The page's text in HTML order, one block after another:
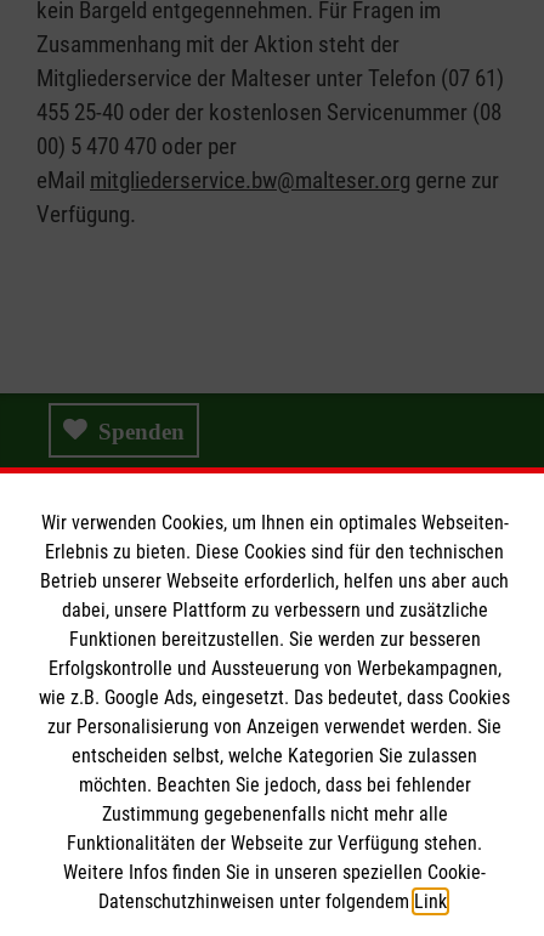
kein Bargeld entgegennehmen. Für Fragen im
Zusammenhang mit der Aktion steht der
Mitgliederservice der Malteser unter Telefon (07 61)
455 25-40 oder der kostenlosen Servicenummer (08
00) 5 470 470 oder per
eMail mitgliederservice.bw@malteser.org gerne zur
Verfügung.
Spenden
Wir Malteser
Wir Malteser
Spenden & Helfen
Angebote & Leistungen
Kursangebote
Mitarbeiten & Aktiv werden
Informationen
Kontakt
Presse und Medien
Impressum
Datenschutz
Malteser online
Malteserorden
Wir verwenden Cookies, um Ihnen ein optimales Webseiten-
Erlebnis zu bieten. Diese Cookies sind für den technischen
Betrieb unserer Webseite erforderlich, helfen uns aber auch
dabei, unsere Plattform zu verbessern und zusätzliche
Funktionen bereitzustellen. Sie werden zur besseren
Erfolgskontrolle und Aussteuerung von Werbekampagnen,
wie z.B. Google Ads, eingesetzt. Das bedeutet, dass Cookies
zur Personalisierung von Anzeigen verwendet werden. Sie
entscheiden selbst, welche Kategorien Sie zulassen
möchten. Beachten Sie jedoch, dass bei fehlender
Zustimmung gegebenenfalls nicht mehr alle
Funktionalitäten der Webseite zur Verfügung stehen.
Weitere Infos finden Sie in unseren speziellen Cookie-
Datenschutzhinweisen unter folgendem Link.